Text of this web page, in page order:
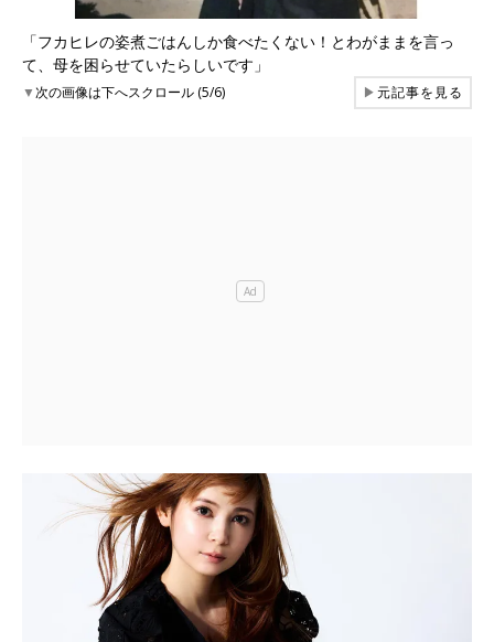
「フカヒレの姿煮ごはんしか食べたくない！とわがままを言っ
て、母を困らせていたらしいです」
▼次の画像は下へスクロール (5/6) ▶元記事を見る